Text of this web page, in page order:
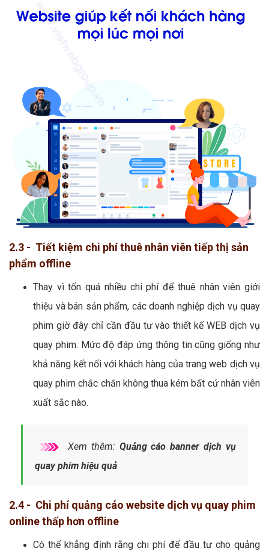
2.3 - Tiết kiệm chi phí thuê nhân viên tiếp thị sản
phẩm offline
Thay vì tốn quá nhiều chi phí để thuê nhân viên giới
thiệu và bán sản phẩm, các doanh nghiệp dịch vụ quay
phim giờ đây chỉ cần đầu tư vào thiết kế WEB dịch vụ
quay phim. Mức độ đáp ứng thông tin cũng giống như
khả năng kết nối với khách hàng của trang web dịch vụ
quay phim chắc chắn không thua kém bất cứ nhân viên
xuất sắc nào.
Xem thêm: Quảng cáo banner dịch vụ
quay phim hiệu quả
2.4 - Chi phí quảng cáo website dịch vụ quay phim
online thấp hơn offline
Có thể khẳng định rằng chi phí để đầu tư cho quảng